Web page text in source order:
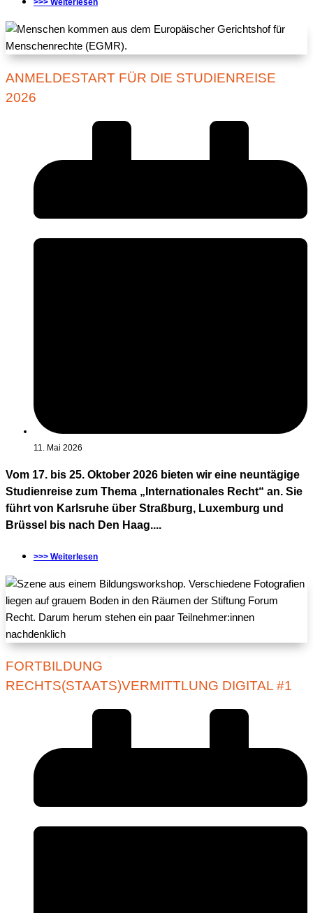
>>> Weiterlesen
ANMELDESTART FÜR DIE STUDIENREISE
2026
11. Mai 2026
Vom 17. bis 25. Oktober 2026 bieten wir eine neuntägige
Studienreise zum Thema „Internationales Recht“ an. Sie
führt von Karlsruhe über Straßburg, Luxemburg und
Brüssel bis nach Den Haag....
>>> Weiterlesen
FORTBILDUNG
RECHTS(STAATS)VERMITTLUNG DIGITAL #1